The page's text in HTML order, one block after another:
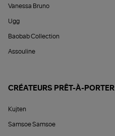
Vanessa Bruno
Ugg
Baobab Collection
Assouline
CRÉATEURS PRÊT-À-PORTER
Kujten
Samsoe Samsoe